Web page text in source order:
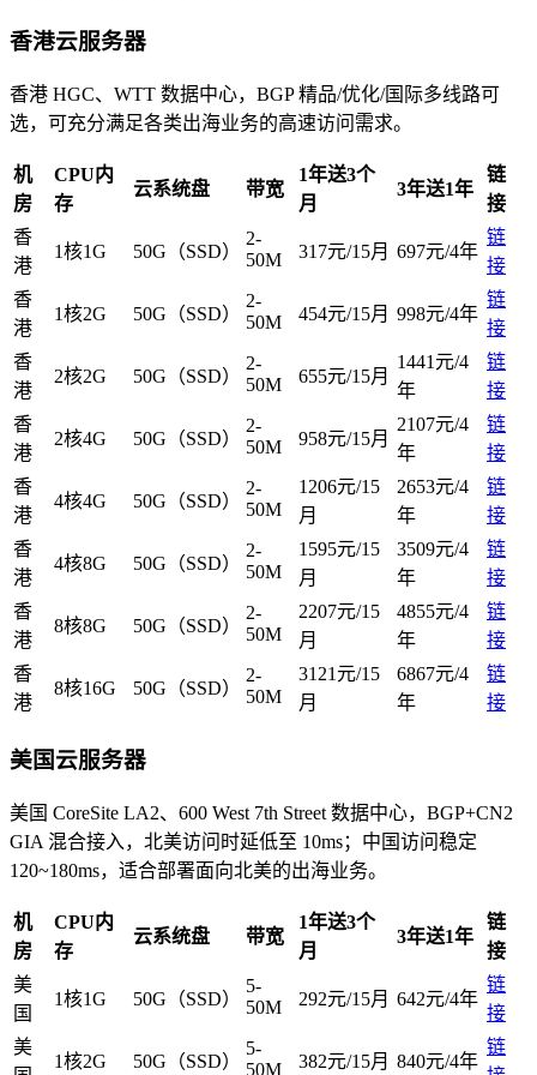
香港云服务器
香港 HGC、WTT 数据中心，BGP 精品/优化/国际多线路可
选，可充分满足各类出海业务的高速访问需求。
机
房
CPU内
存
云系统盘 带宽
1年送3个
月
3年送1年
链
接
香
港
1核1G 50G（SSD）
2-
50M
317元/15月 697元/4年
链
接
香
港
1核2G 50G（SSD）
2-
50M
454元/15月 998元/4年
链
接
香
港
2核2G 50G（SSD）
2-
50M
655元/15月
1441元/4
年
链
接
香
港
2核4G 50G（SSD）
2-
50M
958元/15月
2107元/4
年
链
接
香
港
4核4G 50G（SSD）
2-
50M
1206元/15
月
2653元/4
年
链
接
香
港
4核8G 50G（SSD）
2-
50M
1595元/15
月
3509元/4
年
链
接
香
港
8核8G 50G（SSD）
2-
50M
2207元/15
月
4855元/4
年
链
接
香
港
8核16G 50G（SSD）
2-
50M
3121元/15
月
6867元/4
年
链
接
美国云服务器
美国 CoreSite LA2、600 West 7th Street 数据中心，BGP+CN2
GIA 混合接入，北美访问时延低至 10ms；中国访问稳定
120~180ms，适合部署面向北美的出海业务。
机
房
CPU内
存
云系统盘 带宽
1年送3个
月
3年送1年
链
接
美
国
1核1G 50G（SSD）
5-
50M
292元/15月 642元/4年
链
接
美
1核2G 50G（SSD）
5-
50M
382元/15月 840元/4年
链